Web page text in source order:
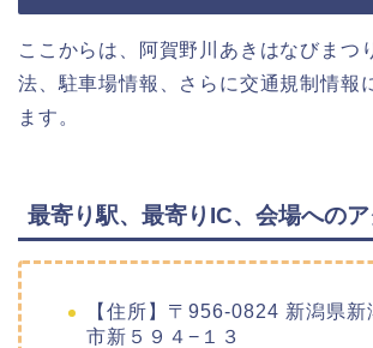
ここからは、阿賀野川あきはなびまつ
法、駐車場情報、さらに交通規制情報
ます。
最寄り駅、最寄りIC、会場への
【住所】〒956-0824 新潟県新
市新５９４−１３